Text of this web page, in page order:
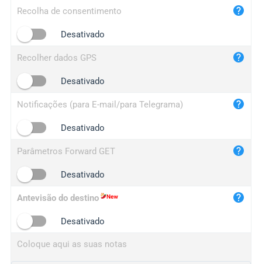
yip.su
iplogger.info
Recolha de consentimento
Desativado
Recolher dados GPS
Desativado
Notificações (para E-mail/para Telegrama)
Desativado
Parâmetros Forward GET
Desativado
Antevisão do destino
Desativado
Coloque aqui as suas notas